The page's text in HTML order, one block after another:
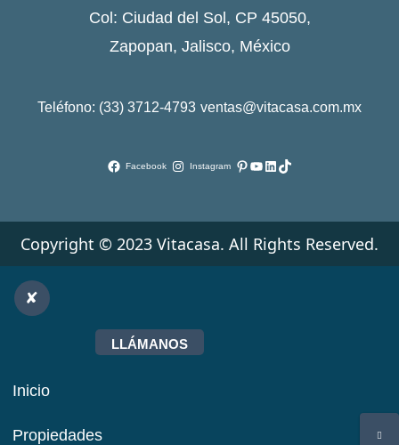
Col: Ciudad del Sol, CP 45050,
Zapopan, Jalisco, México
Teléfono: (33) 3712-4793 ventas@vitacasa.com.mx
Facebook Instagram Pinterest
YouTube
LinkedIn
TikTok
Copyright © 2023 Vitacasa. All Rights Reserved.
LLÁMANOS
Inicio
Propiedades